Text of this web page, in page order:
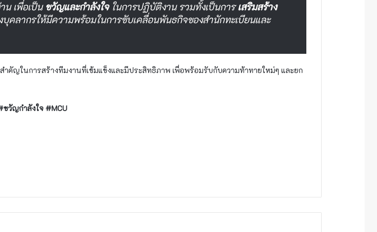
เพื่อเป็นขวัญและกำลังใจในการปฏิบัติงาน รวมทั้งเป็นการเสริมสร้าง
ลากรให้มีความพร้อมในการขับเคลื่อนพันธกิจของสำนักทะเบียนและ
คัญในการสร้างทีมงานที่เข้มแข็งและมีประสิทธิภาพ เพื่อพร้อมรับกับความท้าทายใหม่ๆ และยก
วัญกำลังใจ #MCU